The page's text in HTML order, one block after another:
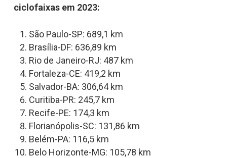
ciclofaixas em 2023:
São Paulo-SP: 689,1 km
Brasília-DF: 636,89 km
Rio de Janeiro-RJ: 487 km
Fortaleza-CE: 419,2 km
Salvador-BA: 306,64 km
Curitiba-PR: 245,7 km
Recife-PE: 174,3 km
Florianópolis-SC: 131,86 km
Belém-PA: 116,5 km
Belo Horizonte-MG: 105,78 km